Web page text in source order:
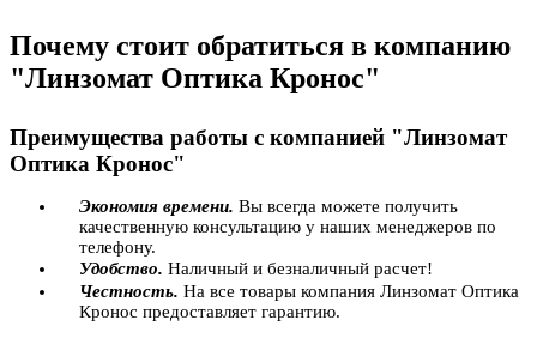
Почему стоит обратиться в компанию
"Линзомат Оптика Кронос"
Преимущества работы с компанией "Линзомат
Оптика Кронос"
Экономия времени. Вы всегда можете получить
качественную консультацию у наших менеджеров по
телефону.
Удобство. Наличный и безналичный расчет!
Честность. На все товары компания Линзомат Оптика
Кронос предоставляет гарантию.